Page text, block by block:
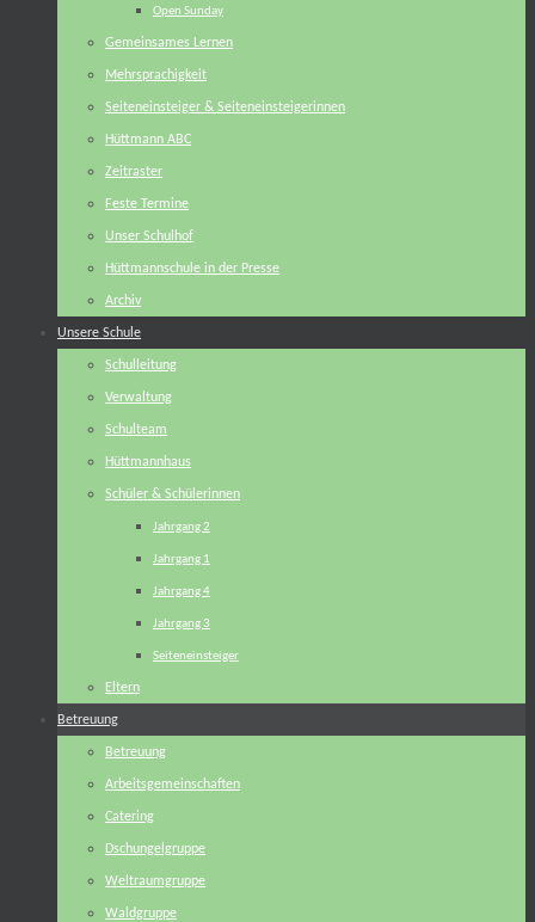
Open Sunday
Gemeinsames Lernen
Mehrsprachigkeit
Seiteneinsteiger & Seiteneinsteigerinnen
Hüttmann ABC
Zeitraster
Feste Termine
Unser Schulhof
Hüttmannschule in der Presse
Archiv
Unsere Schule
Schulleitung
Verwaltung
Schulteam
Hüttmannhaus
Schüler & Schülerinnen
Jahrgang 2
Jahrgang 1
Jahrgang 4
Jahrgang 3
Seiteneinsteiger
Eltern
Betreuung
Betreuung
Arbeitsgemeinschaften
Catering
Dschungelgruppe
Weltraumgruppe
Waldgruppe